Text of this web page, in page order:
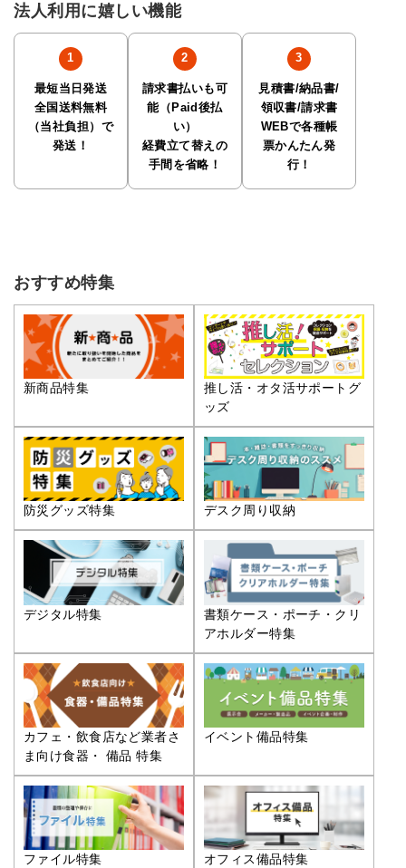
法人利用に嬉しい機能
最短当日発送
全国送料無料
（当社負担）で
発送！
請求書払いも可
能（Paid後払
い）
経費立て替えの
手間を省略！
見積書/納品書/
領収書/請求書
WEBで各種帳
票かんたん発
行！
おすすめ特集
新商品特集
推し活・オタ活サポートグ
ッズ
防災グッズ特集 デスク周り収納
デジタル特集
書類ケース・ポーチ・クリ
アホルダー特集
カフェ・飲食店など業者さ
ま向け食器・ 備品 特集
イベント備品特集
ファイル特集 オフィス備品特集